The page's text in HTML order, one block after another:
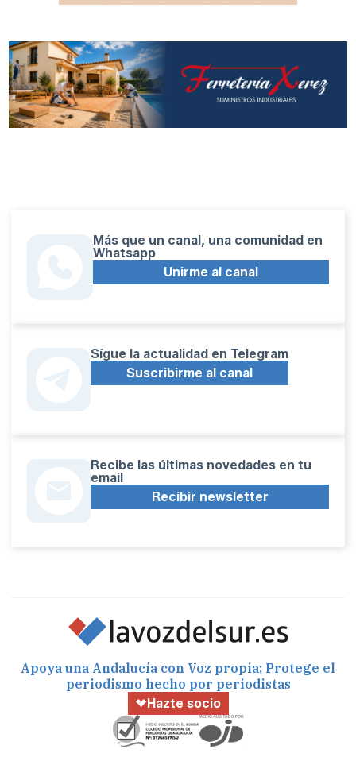
Más que un canal, una comunidad en
Whatsapp
Unirme al canal
Sígue la actualidad en Telegram
Suscribirme al canal
Recibe las últimas novedades en tu
email
Recibir newsletter
Apoya una Andalucía con Voz propia; Protege el
periodismo hecho por periodistas
Hazte socio